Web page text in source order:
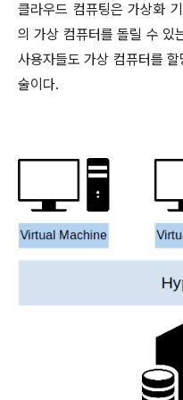
클라우드 컴퓨팅은 가상화
의 가상 컴퓨터를 돌릴 수 있
사용자들도 가상 컴퓨터를
술이다.